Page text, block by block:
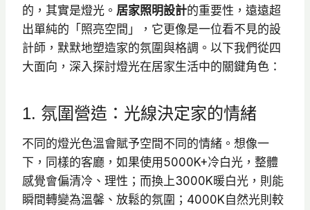
的，其實是燈光。 居家照明設計的重要性，遠遠超
出單純的「照亮空間」，它更像是一位看不見的設
計師，默默地塑造家的氛圍與格調。以下我們從四
大面向，深入探討燈光在居家生活中的關鍵角色：
1. 氛圍營造：光線決定家的情緒
不同的燈光色溫會賦予空間不同的情緒。想像一
下，同樣的客廳，如果使用5000K+冷白光，整體
感覺會偏清冷、理性；而換上3000K暖白光，則能
瞬間轉變為溫馨、放鬆的氛圍；4000K自然光則較